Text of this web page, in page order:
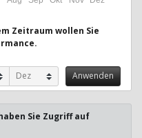
Zeitraum wollen Sie
Sie Zugriff auf